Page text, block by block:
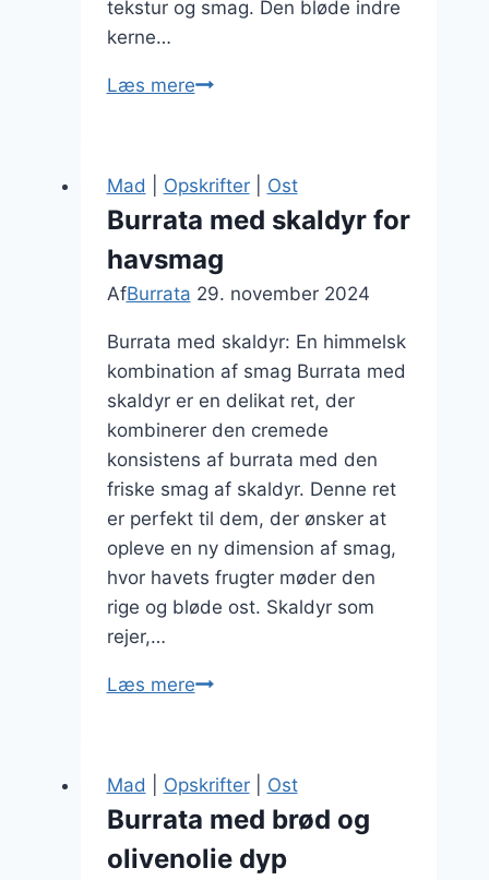
tekstur og smag. Den bløde indre
kerne…
Læs mereBurrata
arugula
kombination
Mad Opskrifter| Ost
Burrata med skaldyr for
havsmag
AfBurrata 29. november 2024
Burrata med skaldyr: En himmelsk
kombination af smag Burrata med
skaldyr er en delikat ret, der
kombinerer den cremede
konsistens af burrata med den
friske smag af skaldyr. Denne ret
er perfekt til dem, der ønsker at
opleve en ny dimension af smag,
hvor havets frugter møder den
rige og bløde ost. Skaldyr som
rejer,…
Læs mereBurrata
havsmag
Mad Opskrifter| Ost
Burrata med brød og
olivenolie dyp